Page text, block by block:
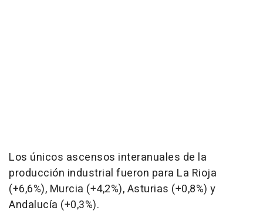
Los únicos ascensos interanuales de la
producción industrial fueron para La Rioja
(+6,6%), Murcia (+4,2%), Asturias (+0,8%) y
Andalucía (+0,3%).